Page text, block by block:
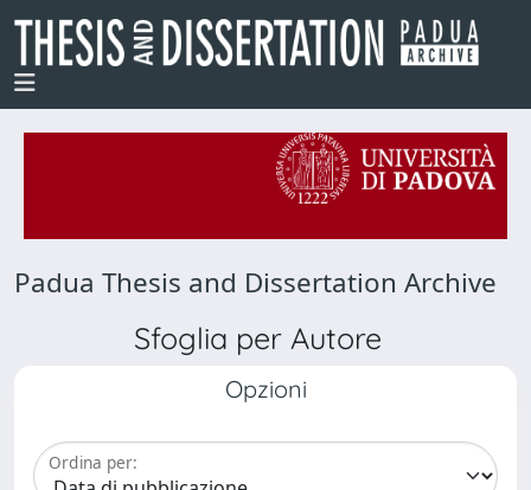
Padua Thesis and Dissertation Archive
Sfoglia per Autore
Opzioni
Ordina per: